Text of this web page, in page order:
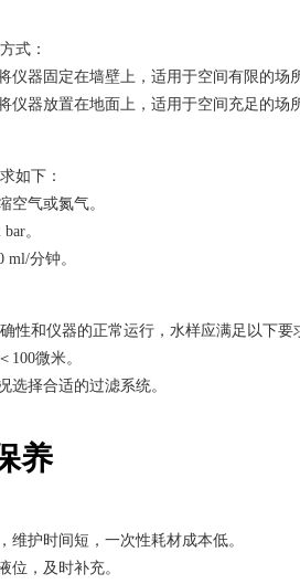
式：
仪器固定在墙壁上，适用于空间有限的场
仪器放置在地面上，适用于空间充足的场
如下：
空气或氮气。
。
ml/分钟。
性和仪器的正常运行，水样应满足以下要
100微米。
选择合适的过滤系统。
养
维护时间短，一次性耗材成本低。
位，及时补充。